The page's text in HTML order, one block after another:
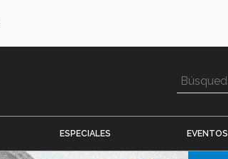
ESPECIALES EVENTOS